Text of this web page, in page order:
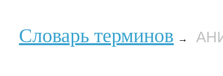
Словарь терминов →